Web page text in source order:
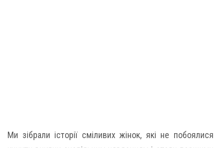
Ми зібрали історії сміливих жінок, які не побоялися